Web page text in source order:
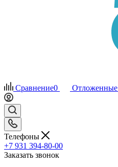
Сравнение0 Отложенные
Телефоны
+7 931 394-80-00
Заказать звонок